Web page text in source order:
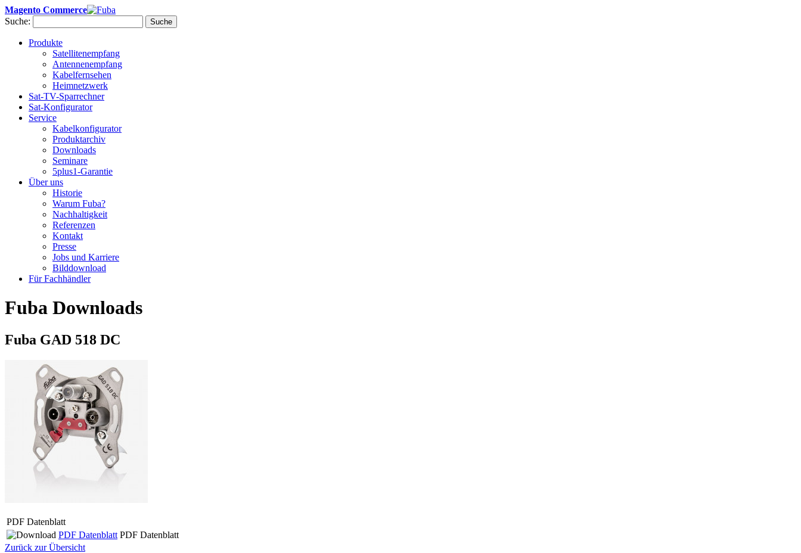
Magento Commerce
Suche:
Suche
Produkte
Satellitenempfang
Antennenempfang
Kabelfernsehen
Heimnetzwerk
Sat-TV-Sparrechner
Sat-Konfigurator
Service
Kabelkonfigurator
Produktarchiv
Downloads
Seminare
5plus1-Garantie
Über uns
Historie
Warum Fuba?
Nachhaltigkeit
Referenzen
Kontakt
Presse
Jobs und Karriere
Bilddownload
Für Fachhändler
Fuba Downloads
Fuba GAD 518 DC
PDF Datenblatt
PDF Datenblatt PDF Datenblatt
Zurück zur Übersicht